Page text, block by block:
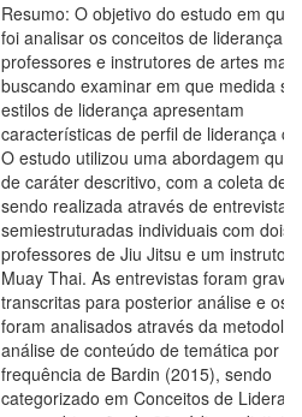
Resumo: O objetivo do estudo em
foi analisar os conceitos de liderança
professores e instrutores de artes
buscando examinar em que medida
estilos de liderança apresentam
características de perfil de liderança
O estudo utilizou uma abordagem
de caráter descritivo, com a coleta de
sendo realizada através de entrevistas
semiestruturadas individuais com dois
professores de Jiu Jitsu e um instrutor
Muay Thai. As entrevistas foram
transcritas para posterior análise e os
foram analisados através da
análise de conteúdo de temática por
frequência de Bardin (2015), sendo
categorizado em Conceitos de